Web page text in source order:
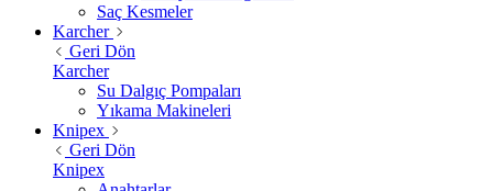
Saç Kesmeler
Karcher
Geri Dön
Karcher
Su Dalgıç Pompaları
Yıkama Makineleri
Knipex
Geri Dön
Knipex